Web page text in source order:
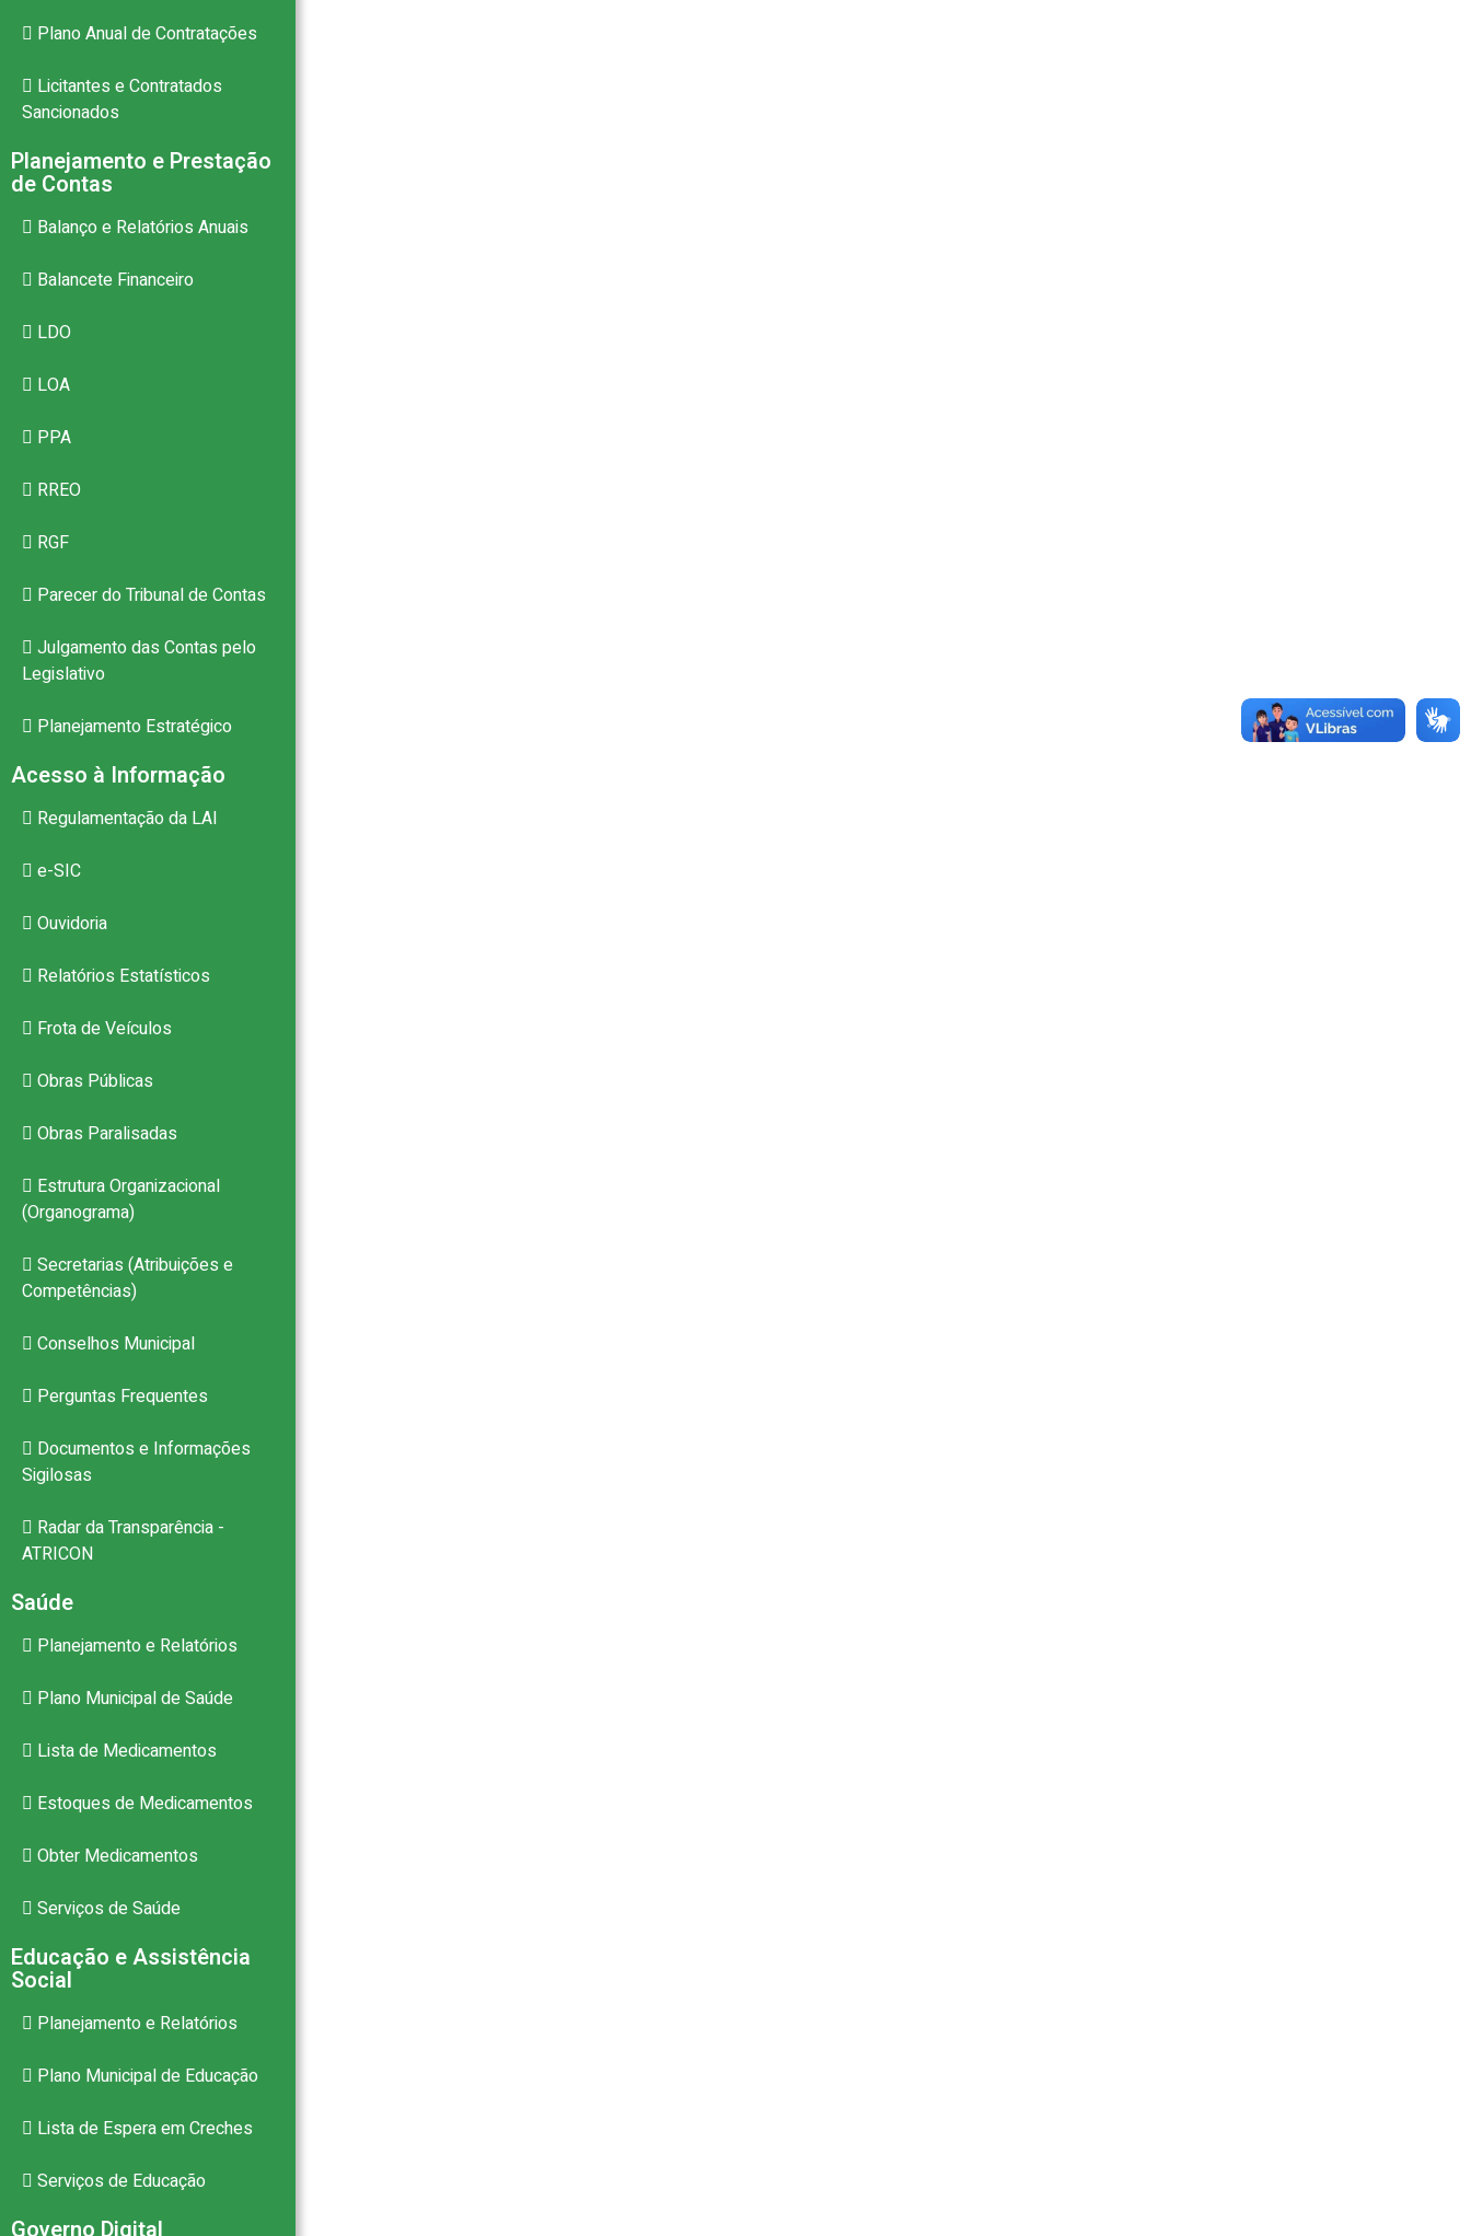
Plano Anual de Contratações
Licitantes e Contratados
Sancionados
Planejamento e Prestação
de Contas
Balanço e Relatórios Anuais
Balancete Financeiro
LDO
LOA
PPA
RREO
RGF
Parecer do Tribunal de Contas
Julgamento das Contas pelo
Legislativo
Planejamento Estratégico
Acesso à Informação
Regulamentação da LAI
e-SIC
Ouvidoria
Relatórios Estatísticos
Frota de Veículos
Obras Públicas
Obras Paralisadas
Estrutura Organizacional
(Organograma)
Secretarias (Atribuições e
Competências)
Conselhos Municipal
Perguntas Frequentes
Documentos e Informações
Sigilosas
Radar da Transparência -
ATRICON
Saúde
Planejamento e Relatórios
Plano Municipal de Saúde
Lista de Medicamentos
Estoques de Medicamentos
Obter Medicamentos
Serviços de Saúde
Educação e Assistência
Social
Planejamento e Relatórios
Plano Municipal de Educação
Lista de Espera em Creches
Serviços de Educação